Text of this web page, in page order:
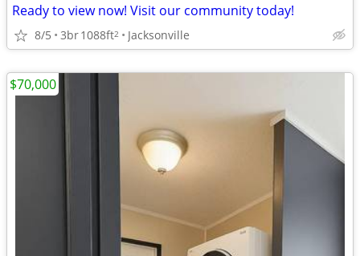
Ready to view now! Visit our community today!
8/5 3br1088ft2 Jacksonville
$70,000